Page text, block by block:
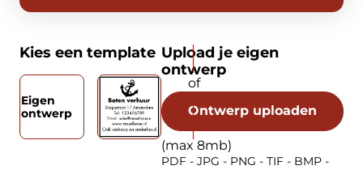
Kies een template
Eigen
ontwerp
Upload je eigen
ontwerp
Ontwerp uploaden
(max 8mb)
PDF - JPG - PNG - TIF - BMP -